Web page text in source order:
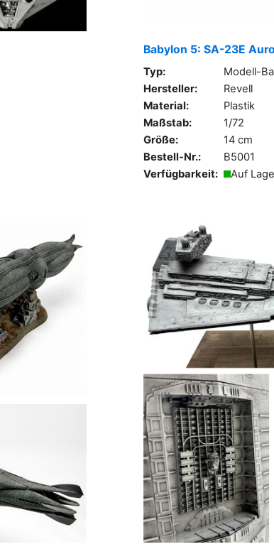
Babylon 5: SA-23E
Typ:
Modell-
Hersteller:
Revell
Material:
Plastik
Maßstab:
1/72
Größe:
14 cm
Bestell-Nr.:
B5001
Verfügbarkeit:
Auf